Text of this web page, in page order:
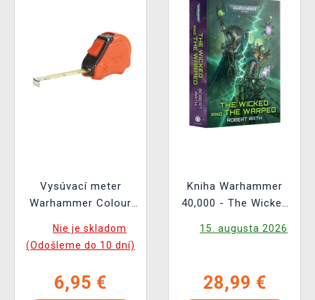
Vysúvací meter
Warhammer Colour
Nie je skladom
(Odošleme do 10 dní)
6,95 €
Kniha Warhammer
40,000 - The Wicked
15. augusta 2026
28,99 €